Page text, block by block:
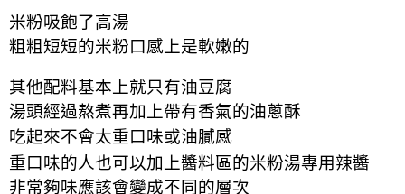
米粉吸飽了高湯
粗粗短短的米粉口感上是軟嫩的
其他配料基本上就只有油豆腐
湯頭經過熬煮再加上帶有香氣的油蔥酥
吃起來不會太重口味或油膩感
重口味的人也可以加上醬料區的米粉湯專用辣醬
非常夠味應該會變成不同的層次